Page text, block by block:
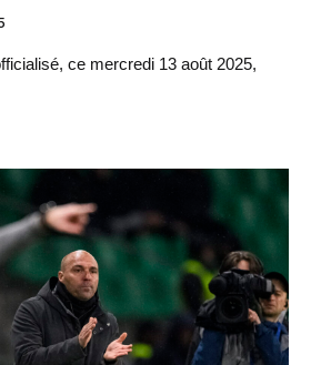
ce mercredi 13 août 2025,